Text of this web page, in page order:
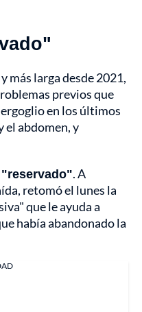
más larga desde 2021,
previos que
en los últimos
el abdomen, y
. A
retomó el lunes la
que le ayuda a
había abandonado la